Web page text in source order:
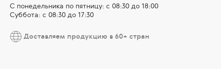
С понедельника по пятницу: с 08:30 до 18:00
Суббота: с 08:30 до 17:30
Доставляем продукцию в 60+ стран